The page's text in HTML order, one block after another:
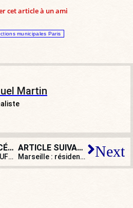
cet article à un ami
municipales Paris
Martin
ARTICLE PRÉCÉDENT
Miel Michaud : l’UFC-Que Choisir porte plainte pour un étiquetage supposé trompeur
ARTICLE SUIVANT
Marseille : résidence squattée, les propriétaires se rebiffent, pas les pouvoirs publics Next